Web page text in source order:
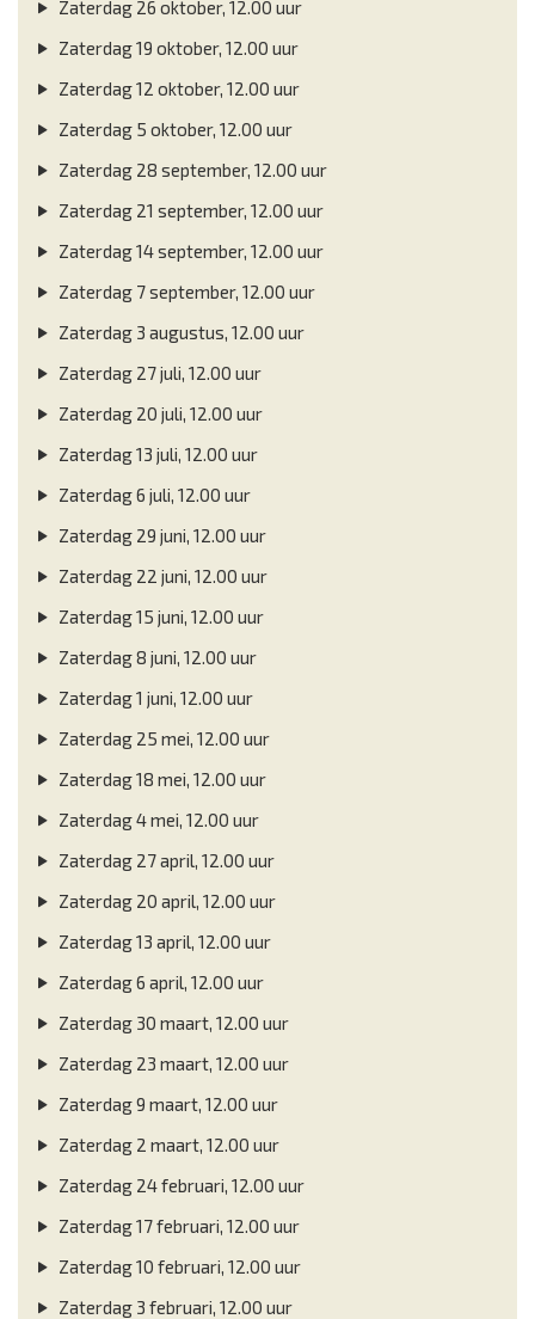
Zaterdag 26 oktober, 12.00 uur
Zaterdag 19 oktober, 12.00 uur
Zaterdag 12 oktober, 12.00 uur
Zaterdag 5 oktober, 12.00 uur
Zaterdag 28 september, 12.00 uur
Zaterdag 21 september, 12.00 uur
Zaterdag 14 september, 12.00 uur
Zaterdag 7 september, 12.00 uur
Zaterdag 3 augustus, 12.00 uur
Zaterdag 27 juli, 12.00 uur
Zaterdag 20 juli, 12.00 uur
Zaterdag 13 juli, 12.00 uur
Zaterdag 6 juli, 12.00 uur
Zaterdag 29 juni, 12.00 uur
Zaterdag 22 juni, 12.00 uur
Zaterdag 15 juni, 12.00 uur
Zaterdag 8 juni, 12.00 uur
Zaterdag 1 juni, 12.00 uur
Zaterdag 25 mei, 12.00 uur
Zaterdag 18 mei, 12.00 uur
Zaterdag 4 mei, 12.00 uur
Zaterdag 27 april, 12.00 uur
Zaterdag 20 april, 12.00 uur
Zaterdag 13 april, 12.00 uur
Zaterdag 6 april, 12.00 uur
Zaterdag 30 maart, 12.00 uur
Zaterdag 23 maart, 12.00 uur
Zaterdag 9 maart, 12.00 uur
Zaterdag 2 maart, 12.00 uur
Zaterdag 24 februari, 12.00 uur
Zaterdag 17 februari, 12.00 uur
Zaterdag 10 februari, 12.00 uur
Zaterdag 3 februari, 12.00 uur